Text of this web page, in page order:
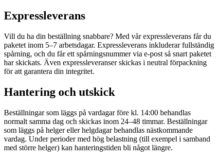
Expressleverans
Vill du ha din beställning snabbare? Med vår expressleverans får du
paketet inom 5–7 arbetsdagar. Expressleverans inkluderar fullständig
spårning, och du får ett spårningsnummer via e-post så snart paketet
har skickats. Även expressleveranser skickas i neutral förpackning
för att garantera din integritet.
Hantering och utskick
Beställningar som läggs på vardagar före kl. 14:00 behandlas
normalt samma dag och skickas inom 24–48 timmar. Beställningar
som läggs på helger eller helgdagar behandlas nästkommande
vardag. Under perioder med hög belastning (till exempel i samband
med större helger) kan hanteringstiden bli något längre.